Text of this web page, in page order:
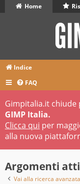
Home
Indice
FAQ
Gimpitalia.it chiude
GIMP Italia.
Clicca qui per
alla nuova
Argomenti
Vai alla ricerca avanzata